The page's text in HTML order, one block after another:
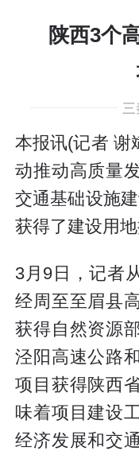
陕西3个
三
本报讯(记者 谢
动推动高质量
交通基础设施
获得了建设用地
3月9日，记者
经周至至眉县
获得自然资源
泾阳高速公路
项目获得陕西
味着项目建设
经济发展和交